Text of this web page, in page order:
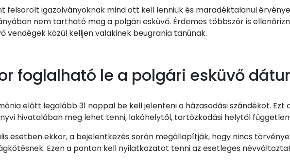
felsorolt igazolványoknak mind ott kell lenniük és maradéktalanul
nem tartható meg a polgári esküvő. Érdemes többször is
vendégek közül kelljen valakinek beugrania tanúnak.
foglalható le a polgári esküvő
előtt legalább 31 nappal be kell jelenteni a házasodási szándékot. Ezt
hivatalában meg lehet tenni, lakóhelytől, tartózkodási helytől
esetben ekkor, a bejelentkezés során megállapítják, hogy nincs
Ezen a ponton kell nyilatkozatot tenni az esetleges